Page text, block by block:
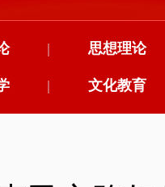
思想理论
|
文化教育
|